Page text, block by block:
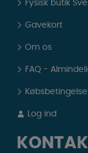
Fysisk butik
Gavekort
Om os
FAQ -
Log ind